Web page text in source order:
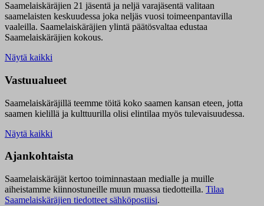
Saamelaiskäräjien 21 jäsentä ja neljä varajäsentä valitaan
saamelaisten keskuudessa joka neljäs vuosi toimeenpantavilla
vaaleilla. Saamelaiskäräjien ylintä päätösvaltaa edustaa
Saamelaiskäräjien kokous.
Näytä kaikki
Vastuualueet
Saamelaiskäräjillä teemme töitä koko saamen kansan eteen, jotta
saamen kielillä ja kulttuurilla olisi elintilaa myös tulevaisuudessa.
Näytä kaikki
Ajankohtaista
Saamelaiskäräjät kertoo toiminnastaan medialle ja muille
aiheistamme kiinnostuneille muun muassa tiedotteilla. Tilaa
Saamelaiskäräjien tiedotteet sähköpostiisi.